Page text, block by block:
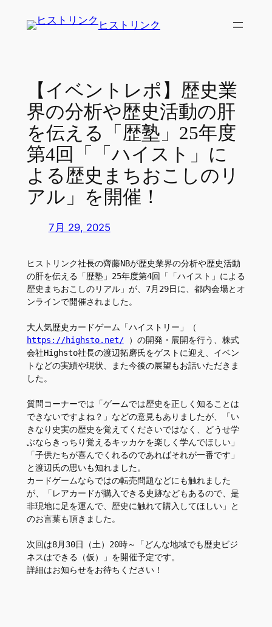
ヒストリンク
【イベントレポ】歴史業
界の分析や歴史活動の肝
を伝える「歴塾」25年度
第4回「「ハイスト」に
よる歴史まちおこしのリ
アル」を開催！
7月 29, 2025
ヒストリンク社長の齊藤NBが歴史業界の分析や歴史活動
の肝を伝える「歴塾」25年度第4回「「ハイスト」による
歴史まちおこしのリアル」が、7月29日に、都内会場とオ
ンラインで開催されました。
https://highsto.net/ ）の開発・展開を行う、株式
会社Highsto社長の渡辺拓磨氏をゲストに迎え、イベン
トなどの実績や現状、また今後の展望もお話いただきま
した。
質問コーナーでは「ゲームでは歴史を正しく知ることは
できないですよね？」などの意見もありましたが、「い
きなり史実の歴史を覚えてくださいではなく、どうせ学
ぶならきっちり覚えるキッカケを楽しく学んでほしい」
「子供たちが喜んでくれるのであればそれが一番です」
と渡辺氏の思いも知れました。
カードゲームならではの転売問題などにも触れました
が、「レアカードが購入できる史跡などもあるので、是
非現地に足を運んで、歴史に触れて購入してほしい」と
のお言葉も頂きました。
次回は8月30日（土）20時～「どんな地域でも歴史ビジ
ネスはできる（仮）」を開催予定です。
詳細はお知らせをお待ちください！